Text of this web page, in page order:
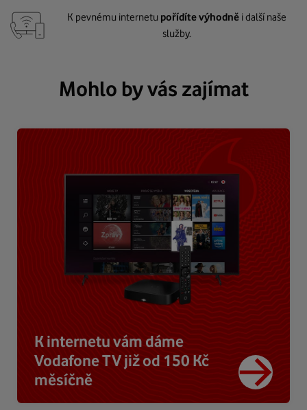
K pevnému internetu pořídíte výhodně i další naše
služby.
Mohlo by vás zajímat
K internetu vám dáme
Vodafone TV již od 150 Kč
měsíčně